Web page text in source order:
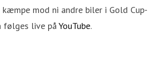
kæmpe mod ni andre biler i Gold Cup-
følges live på YouTube.